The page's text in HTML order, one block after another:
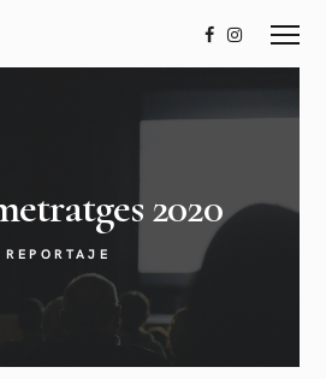
2020
REPORTAJE